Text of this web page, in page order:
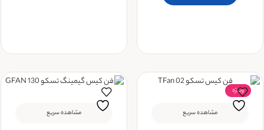
ویــژه
مشاهده سریع مشاهده سریع